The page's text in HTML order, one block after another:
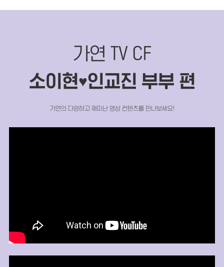
가연 TV CF
소이현♥인교진 부부 편
가연의 다양하고 재미난 영상 컨텐츠를 만나보세요!